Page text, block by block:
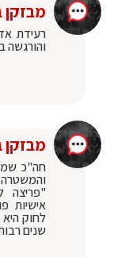
מבזקן
והורגשה
מבזקן
חה"כ
והמשטרה
"פריצה
אישיות
לחוק
שנים